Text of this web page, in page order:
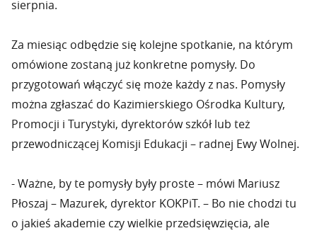
sierpnia.
Za miesiąc odbędzie się kolejne spotkanie, na którym
omówione zostaną już konkretne pomysły. Do
przygotowań włączyć się może każdy z nas. Pomysły
można zgłaszać do Kazimierskiego Ośrodka Kultury,
Promocji i Turystyki, dyrektorów szkół lub też
przewodniczącej Komisji Edukacji – radnej Ewy Wolnej.
- Ważne, by te pomysły były proste – mówi Mariusz
Płoszaj – Mazurek, dyrektor KOKPiT. – Bo nie chodzi tu
o jakieś akademie czy wielkie przedsięwzięcia, ale